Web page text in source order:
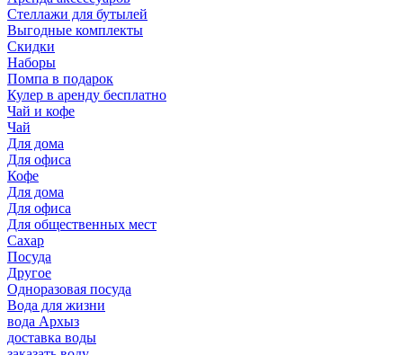
Стеллажи для бутылей
Выгодные комплекты
Скидки
Наборы
Помпа в подарок
Кулер в аренду бесплатно
Чай и кофе
Чай
Для дома
Для офиса
Кофе
Для дома
Для офиса
Для общественных мест
Сахар
Посуда
Другое
Одноразовая посуда
Вода для жизни
вода Архыз
доставка воды